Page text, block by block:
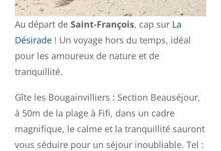
Au départ de Saint-François, cap sur La
Désirade! Un voyage hors du temps, idéal
pour les amoureux de nature et de
tranquillité.
Gîte les Bougainvilliers : Section Beauséjour,
à 50m de la plage à Fifi, dans un cadre
magnifique, le calme et la tranquillité sauront
vous séduire pour un séjour inoubliable. Tel :